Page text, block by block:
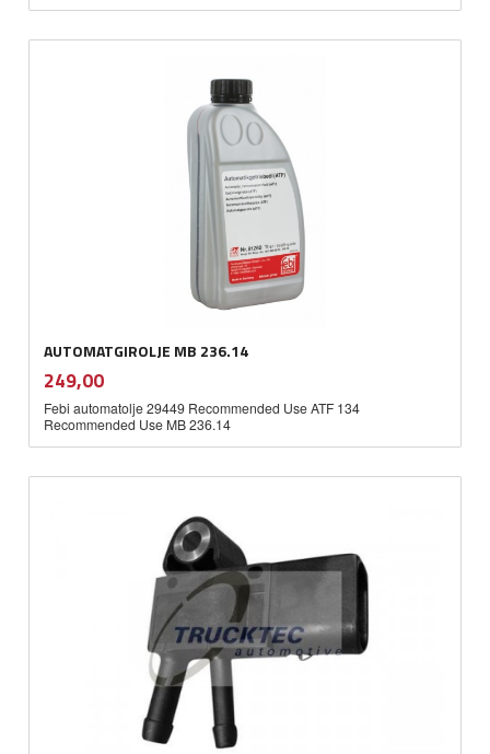
AUTOMATGIROLJE MB 236.14
Pris
249,00mva.
Febi automatolje 29449 Recommended Use ATF 134
Recommended Use MB 236.14